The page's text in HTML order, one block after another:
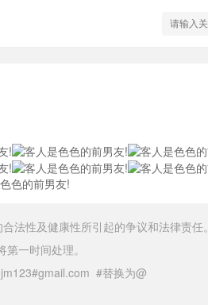
法性及健康性所引起的争议和法律责任。
一时间处理。
#替换为@